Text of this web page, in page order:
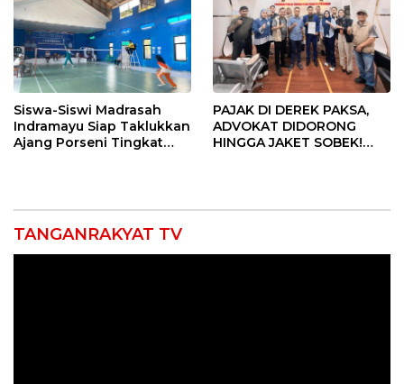
Siswa-Siswi Madrasah
Indramayu Siap Taklukkan
Ajang Porseni Tingkat
PAJAK DI DEREK PAKSA,
ADVOKAT DIDORONG
HINGGA JAKET SOBEK!
TANGANRAKYAT TV